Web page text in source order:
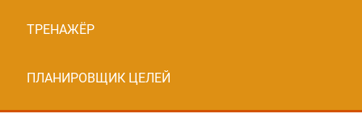
ТРЕНАЖЁР
ПЛАНИРОВЩИК ЦЕЛЕЙ